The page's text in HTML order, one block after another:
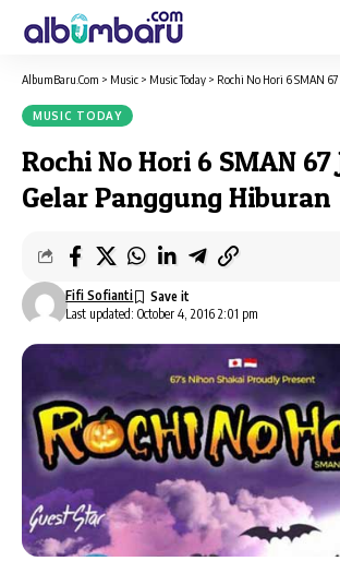
AlbumBaru.Com > Music > Music Today > Rochi No Hori 6 SMAN 67
MUSIC TODAY
Rochi No Hori 6 SMAN
Gelar Panggung Hiburan
Last updated: October 4, 2016 2:01 pm
Fifi Sofianti